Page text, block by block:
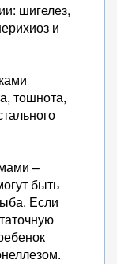
шигелез,
и
тошнота,
–
быть
Если